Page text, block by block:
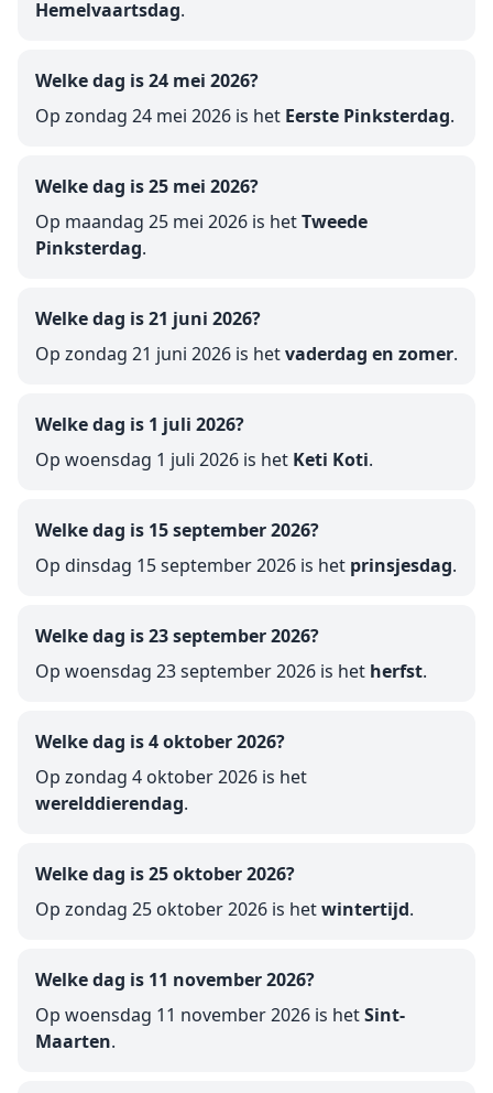
Hemelvaartsdag.
Welke dag is 24 mei 2026?
Op zondag 24 mei 2026 is het Eerste Pinksterdag.
Welke dag is 25 mei 2026?
Op maandag 25 mei 2026 is hetTweede
Pinksterdag.
Welke dag is 21 juni 2026?
Op zondag 21 juni 2026 is hetvaderdag en zomer.
Welke dag is 1 juli 2026?
Op woensdag 1 juli 2026 is het Keti Koti.
Welke dag is 15 september 2026?
Op dinsdag 15 september 2026 is het prinsjesdag.
Welke dag is 23 september 2026?
Op woensdag 23 september 2026 is het herfst.
Welke dag is 4 oktober 2026?
Op zondag 4 oktober 2026 is het
werelddierendag.
Welke dag is 25 oktober 2026?
Op zondag 25 oktober 2026 is hetwintertijd.
Welke dag is 11 november 2026?
Op woensdag 11 november 2026 is hetSint-
Maarten.